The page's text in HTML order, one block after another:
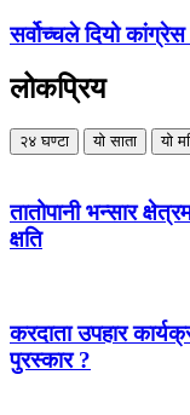
सर्वोच्चले दियो कांग्रेस
लोकप्रिय
२४ घण्टा यो साता यो
तातोपानी भन्सार
क्षति
करदाता उपहार
पुरस्कार ?